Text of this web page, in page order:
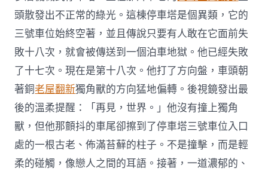
頭散發出不正常的綠光。這棟停車塔是個異類，它的
三號車位始終空著，並且傳說只要有人敢在它面前失
敗十八次，就會被傳送到一個泊車地獄。他已經失敗
了十七次。現在是第十八次。他打了方向盤，車頭朝
著銅老屋翻新獨角獸的方向猛地偏轉。後視鏡發出最
後的溫柔提醒：「再見，世界。」他沒有撞上獨角
獸，但他那顫抖的車尾卻擦到了停車塔三號車位入口
處的一根古老、佈滿苔蘚的柱子。不是撞擊，而是輕
柔的碰觸，像戀人之間的耳語。接著，一道濃郁的、